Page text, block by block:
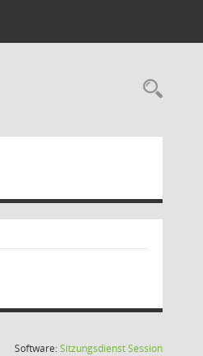
Software:SitzungsdienstSession(Wird in